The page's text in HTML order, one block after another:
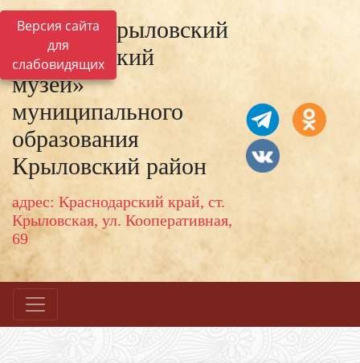
Версия сайта
для
слабовидящих
МКУК «Крыловский
исторический
музей»
муниципального
образования
Крыловский район
адрес: Краснодарский край, ст.
Крыловская, ул. Кооперативная,
69